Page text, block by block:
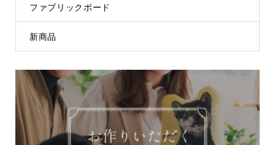
ファブリックボード
新商品